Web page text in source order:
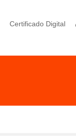
Certificado Digital